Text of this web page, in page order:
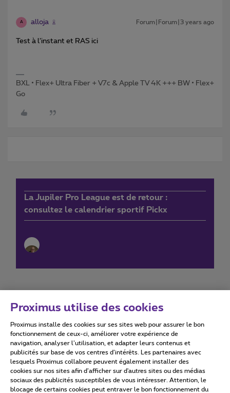
A alloja Forum|Forum|3 years ago
Test à l’instant et RAS ici
BXL • Flex+ Ultra Fiber + V7c & Apple TV 4K +++ BW • Flex+
Go
La Jupiler Pro League est de retour :
consultez le calendrier sportif Pickx
Conditions d'utilisation Accessibility statement
Tous droits réservés. © 2026
Proximus utilise des cookies
Proximus installe des cookies sur ses sites web pour assurer le bon
fonctionnement de ceux-ci, améliorer votre expérience de
navigation, analyser l’utilisation, et adapter leurs contenus et
publicités sur base de vos centres d’intérêts. Les partenaires avec
lesquels Proximus collabore peuvent également installer des
cookies sur nos sites afin d’afficher sur d'autres sites ou des médias
sociaux des publicités susceptibles de vous intéresser. Attention, le
blocage de certains cookies peut entraver le bon fonctionnement du